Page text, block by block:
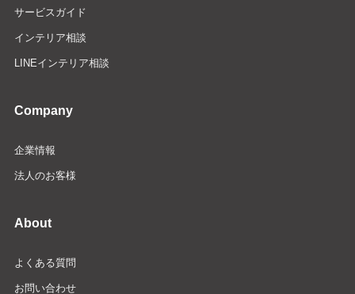
サービスガイド
インテリア相談
LINEインテリア相談
Company
企業情報
法人のお客様
About
よくある質問
お問い合わせ